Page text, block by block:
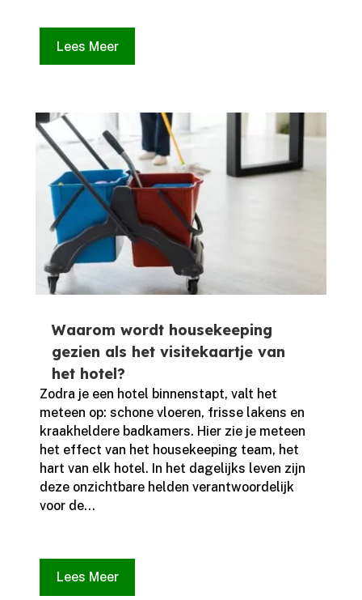
Lees Meer
Waarom wordt housekeeping
gezien als het visitekaartje van
het hotel?
Zodra je een hotel binnenstapt, valt het
meteen op: schone vloeren, frisse lakens en
kraakheldere badkamers.​ Hier zie je meteen
het effect van het housekeeping team, het
hart van elk hotel.​ In het dagelijks leven zijn
deze onzichtbare helden verantwoordelijk
voor de...
Lees Meer